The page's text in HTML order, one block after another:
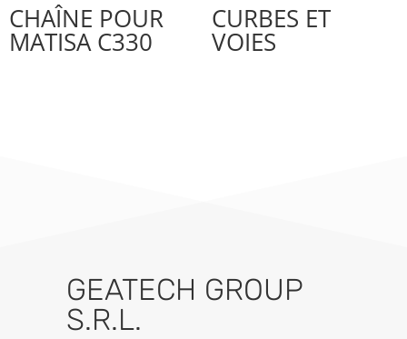
CHAÎNE POUR
MATISA C330
CURBES ET
VOIES
GEATECH GROUP
S.R.L.